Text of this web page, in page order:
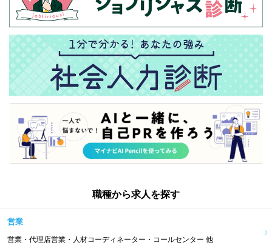
職種から求人を探す
営業
営業・代理店営業・人材コーディネーター・コールセンター 他